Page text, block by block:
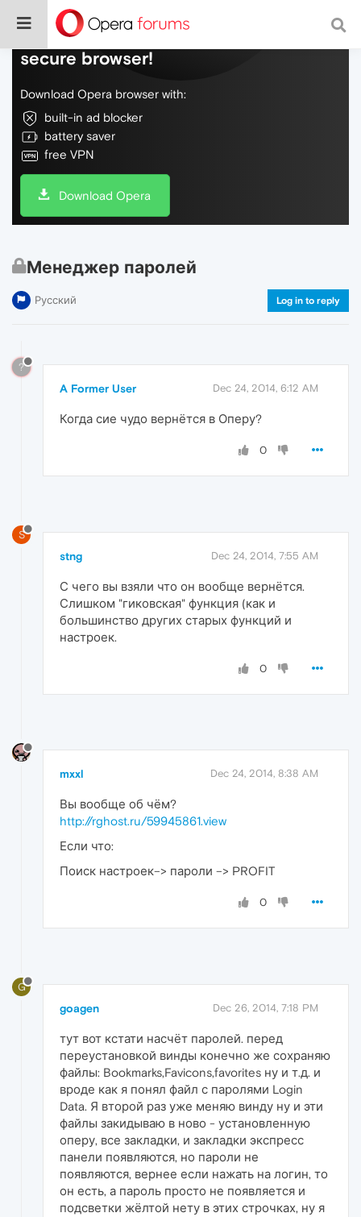
Do more on the web, with a fast and
secure browser!
Download Opera browser with:
built-in ad blocker
battery saver
free VPN
Download Opera
Менеджер паролей
Русский Log in to reply
?
A Former User Dec 24, 2014, 6:12 AM
Когда сие чудо вернётся в Оперу?
0
S
stng Dec 24, 2014, 7:55 AM
С чего вы взяли что он вообще вернётся.
Слишком "гиковская" функция (как и
большинство других старых функций и
настроек.
0
mxxl Dec 24, 2014, 8:38 AM
Вы вообще об чём?
http://rghost.ru/59945861.view
Если что:
Поиск настроек–> пароли –> PROFIT
0
G
goagen Dec 26, 2014, 7:18 PM
тут вот кстати насчёт паролей. перед
переустановкой винды конечно же сохраняю
файлы: Bookmarks,Favicons,favorites ну и т.д. и
вроде как я понял файл с паролями Login
Data. Я второй раз уже меняю винду ну и эти
файлы закидываю в ново - установленную
оперу, все закладки, и закладки экспресс
панели появляются, но пароли не
появляются, вернее если нажать на логин, то
он есть, а пароль просто не появляется и
подсветки жёлтой нету в этих строчках, ну я